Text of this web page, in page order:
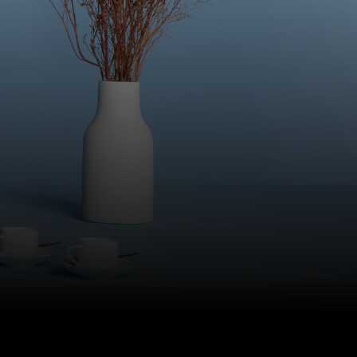
Sostenibilità
Contattaci